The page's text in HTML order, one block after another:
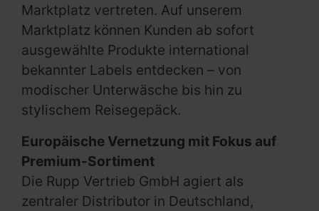
Marktplatz vertreten. Auf unserem
Marktplatz können Kunden ab sofort
ausgewählte Produkte international
bekannter Labels entdecken – von
modischer Unterwäsche bis hin zu
stylischem Reisegepäck.
Europäische Vernetzung mit Fokus auf
Premium-Sortiment
Die Rupp Vertrieb GmbH agiert als
zentraler Distributor in Deutschland,